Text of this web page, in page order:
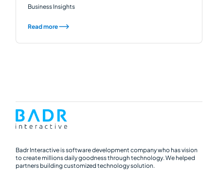
Business Insights
Read more
Badr Interactive is software development company who has vision
to create millions daily goodness through technology. We helped
partners building customized technology solution.